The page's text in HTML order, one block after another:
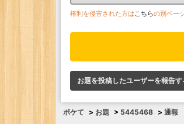
権利を侵害された方はこちらの別ペー
お題を投稿したユーザーを報告す
ボケて > お題 > 5445468 > 通報